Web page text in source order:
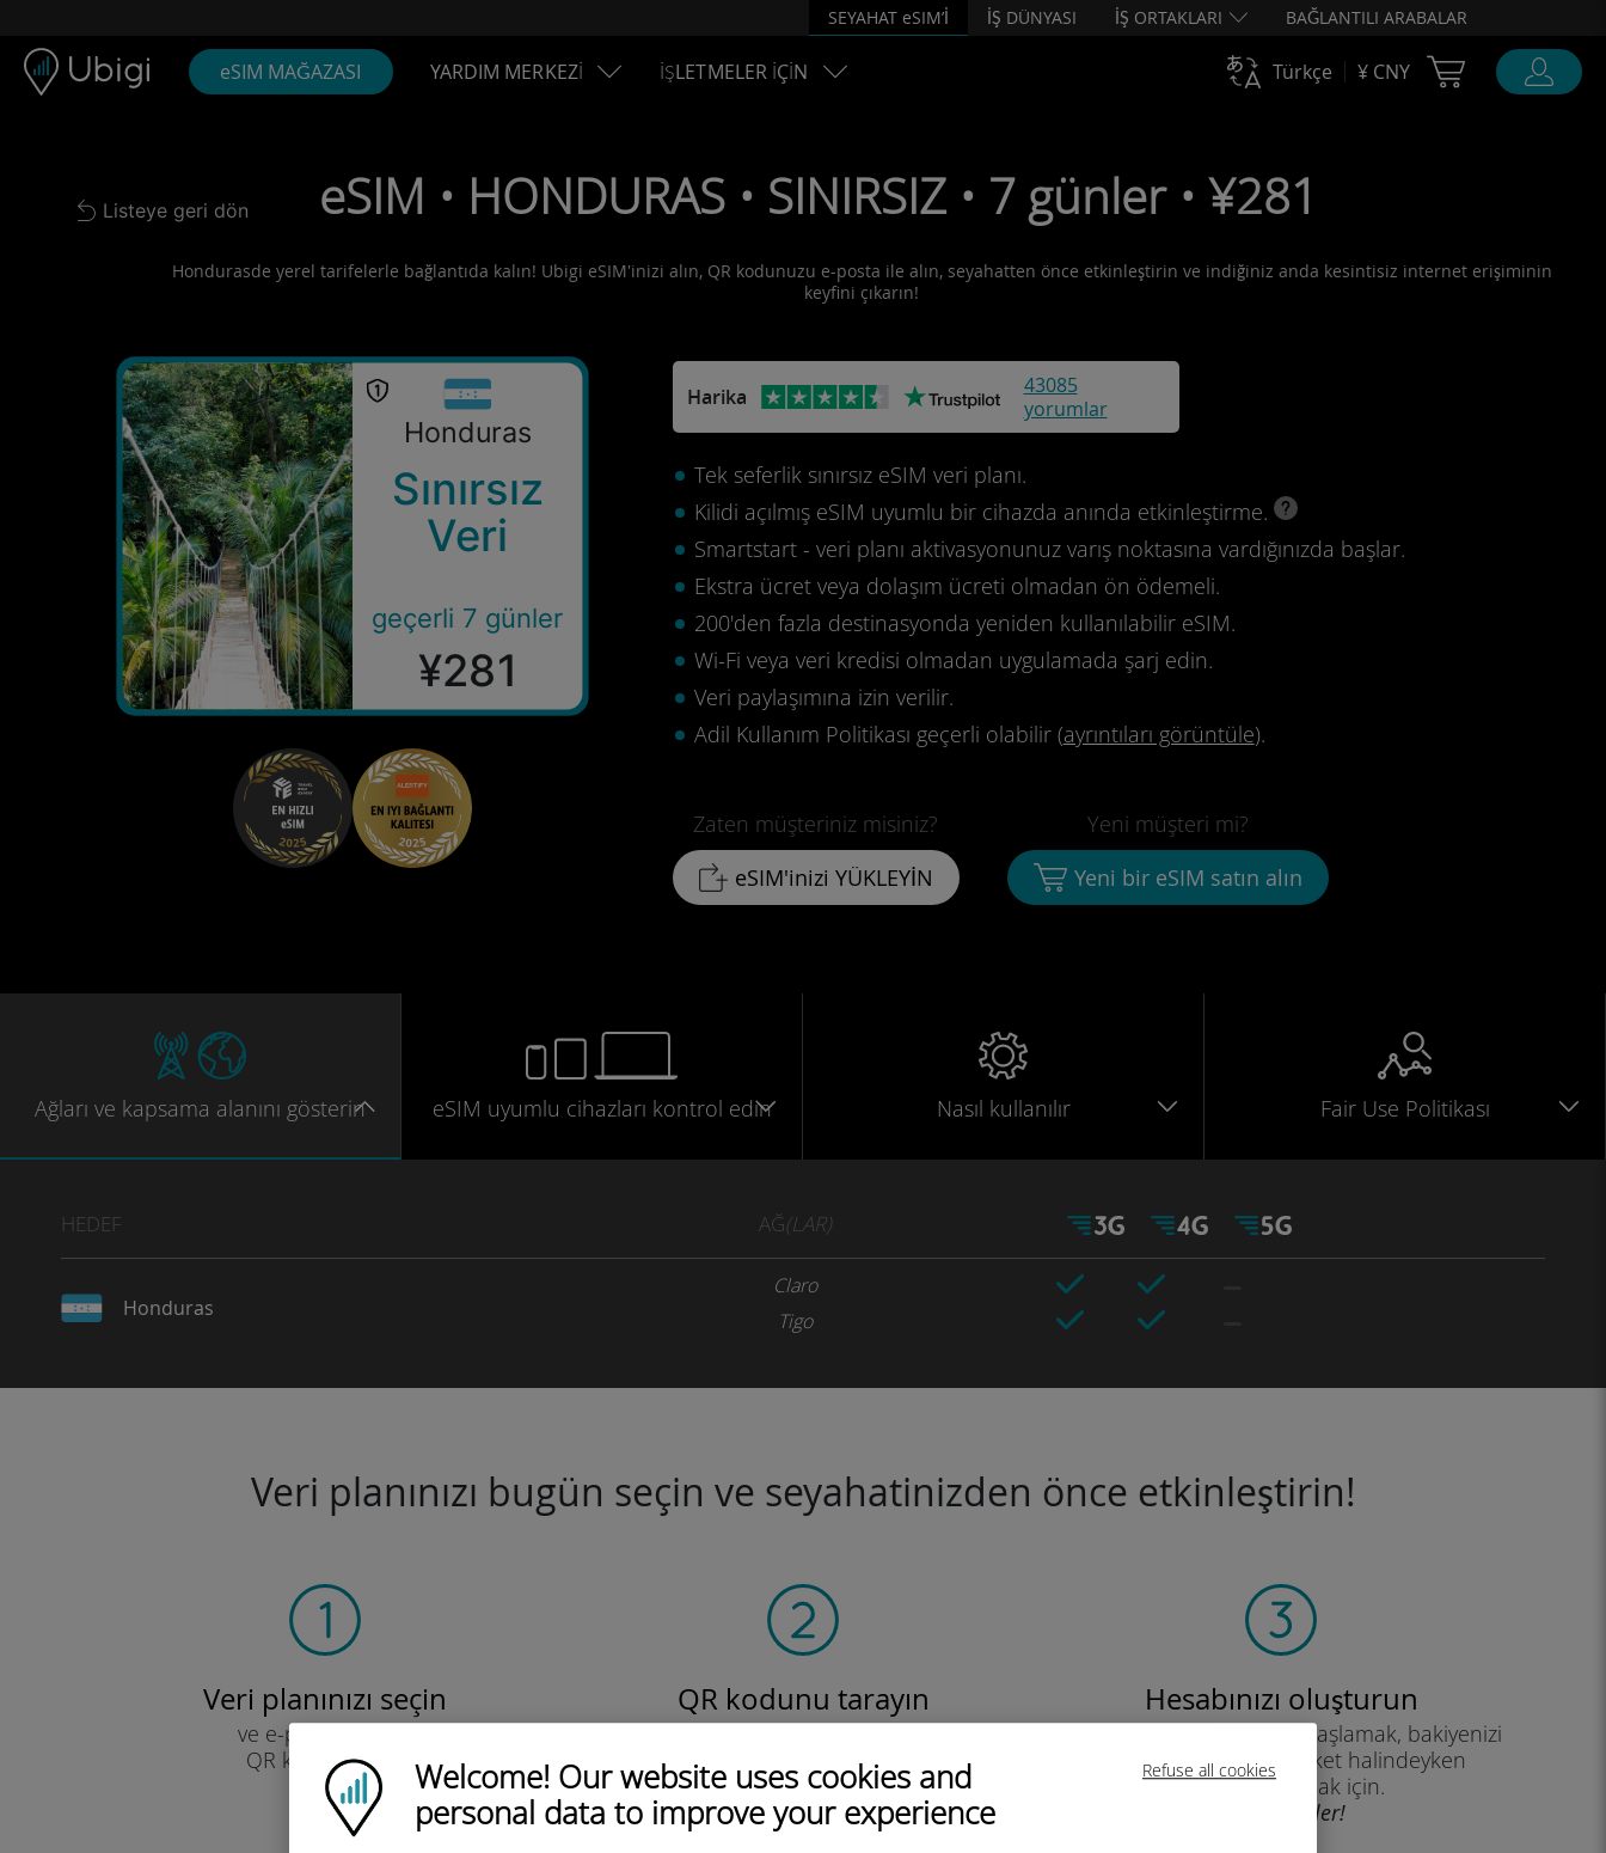
Refuse all cookies
Ubigi logo
Welcome! Our website uses cookies and
personal data to improve your experience
SEYAHAT eSIM’İ İŞ DÜNYASI İŞ ORTAKLARI BAĞLANTILI ARABALAR
eSIM MAĞAZASI YARDIM MERKEZİ İŞLETMELER İÇİN Türkçe ¥ CNY Cart Ubigi
Back to list
Listeye geri dön eSIM • HONDURAS • SINIRSIZ • 7 günler • ¥281
Hondurasde yerel tarifelerle bağlantıda kalın! Ubigi eSIM'inizi alın, QR kodunuzu e-posta ile alın, seyahatten önce etkinleştirin ve indiğiniz anda kesintisiz internet erişiminin
keyfini çıkarın!
Honduras
Sınırsız
Veri
geçerli 7 günler
¥281
Harika
43085
yorumlar
Tek seferlik sınırsız eSIM veri planı.
Kilidi açılmış eSIM uyumlu bir cihazda anında etkinleştirme.
Smartstart - veri planı aktivasyonunuz varış noktasına vardığınızda başlar.
Ekstra ücret veya dolaşım ücreti olmadan ön ödemeli.
200'den fazla destinasyonda yeniden kullanılabilir eSIM.
Wi-Fi veya veri kredisi olmadan uygulamada şarj edin.
Veri paylaşımına izin verilir.
Adil Kullanım Politikası geçerli olabilir (ayrıntıları görüntüle).
Zaten müşteriniz misiniz?
eSIM'inizi YÜKLEYİN
Yeni müşteri mi?
Yeni bir eSIM satın alın
Ağları ve kapsama alanını gösterin eSIM uyumlu cihazları kontrol edin Nasıl kullanılır Fair Use Politikası
HEDEF AĞ(LAR)
Honduras
Claro
Tigo
Veri planınızı bugün seçin ve seyahatinizden önce etkinleştirin!
Veri planınızı seçin
ve e-posta yoluyla
QR kodu ile alın.
Hızlı!
QR kodunu tarayın
veri planını etkinleştirmek ve
Ubigi eSIM'i yüklemek için.
Çok basit!
Hesabınızı oluşturun
veri planınızı kullanmaya başlamak, bakiyenizi
kontrol etmek ve hareket halindeyken
yükleme yapmak için.
İyi eğlenceler!